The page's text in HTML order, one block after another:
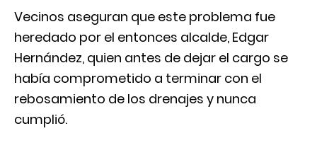
Vecinos aseguran que este problema fue
heredado por el entonces alcalde, Edgar
Hernández, quien antes de dejar el cargo se
había comprometido a terminar con el
rebosamiento de los drenajes y nunca
cumplió.